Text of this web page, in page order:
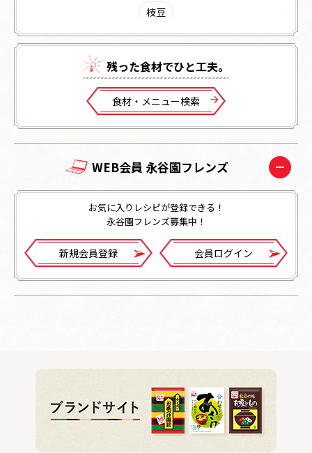
枝豆
残った⾷材でひと⼯夫。
⾷材・メニュー検索
WEB会員 永谷園フレンズ
お気に入りレシピが登録できる！
永谷園フレンズ募集中！
新規会員登録 会員ログイン